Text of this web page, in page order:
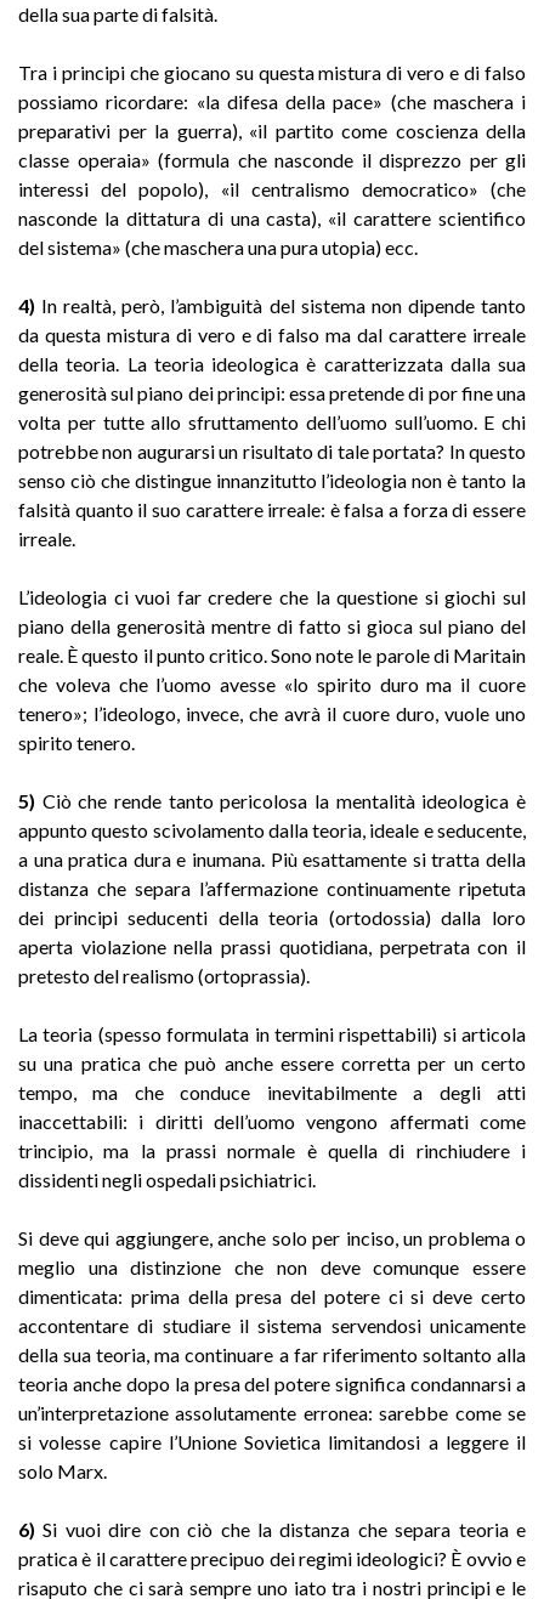
della sua parte di falsità.
Tra i principi che giocano su questa mistura di vero e di falso
possiamo ricordare: «la difesa della pace» (che maschera i
preparativi per la guerra), «il partito come coscienza della
classe operaia» (formula che nasconde il disprezzo per gli
interessi del popolo), «il centralismo democratico» (che
nasconde la dittatura di una casta), «il carattere scientifico
del sistema» (che maschera una pura utopia) ecc.
4) In realtà, però, l’ambiguità del sistema non dipende tanto
da questa mistura di vero e di falso ma dal carattere irreale
della teoria. La teoria ideologica è caratterizzata dalla sua
generosità sul piano dei principi: essa pretende di por fine una
volta per tutte allo sfruttamento dell’uomo sull’uomo. E chi
potrebbe non augurarsi un risultato di tale portata? In questo
senso ciò che distingue innanzitutto l’ideologia non è tanto la
falsità quanto il suo carattere irreale: è falsa a forza di essere
irreale.
L’ideologia ci vuoi far credere che la questione si giochi sul
piano della generosità mentre di fatto si gioca sul piano del
reale. È questo il punto critico. Sono note le parole di Maritain
che voleva che l’uomo avesse «lo spirito duro ma il cuore
tenero»; l’ideologo, invece, che avrà il cuore duro, vuole uno
spirito tenero.
5) Ciò che rende tanto pericolosa la mentalità ideologica è
appunto questo scivolamento dalla teoria, ideale e seducente,
a una pratica dura e inumana. Più esattamente si tratta della
distanza che separa l’affermazione continuamente ripetuta
dei principi seducenti della teoria (ortodossia) dalla loro
aperta violazione nella prassi quotidiana, perpetrata con il
pretesto del realismo (ortoprassia).
La teoria (spesso formulata in termini rispettabili) si articola
su una pratica che può anche essere corretta per un certo
tempo, ma che conduce inevitabilmente a degli atti
inaccettabili: i diritti dell’uomo vengono affermati come
trincipio, ma la prassi normale è quella di rinchiudere i
dissidenti negli ospedali psichiatrici.
Si deve qui aggiungere, anche solo per inciso, un problema o
meglio una distinzione che non deve comunque essere
dimenticata: prima della presa del potere ci si deve certo
accontentare di studiare il sistema servendosi unicamente
della sua teoria, ma continuare a far riferimento soltanto alla
teoria anche dopo la presa del potere significa condannarsi a
un’interpretazione assolutamente erronea: sarebbe come se
si volesse capire l’Unione Sovietica limitandosi a leggere il
solo Marx.
6) Si vuoi dire con ciò che la distanza che separa teoria e
pratica è il carattere precipuo dei regimi ideologici? È ovvio e
risaputo che ci sarà sempre uno iato tra i nostri principi e le